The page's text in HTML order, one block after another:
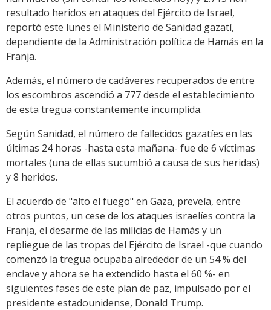
resultado heridos en ataques del Ejército de Israel,
reportó este lunes el Ministerio de Sanidad gazatí,
dependiente de la Administración política de Hamás en la
Franja.
Además, el número de cadáveres recuperados de entre
los escombros ascendió a 777 desde el establecimiento
de esta tregua constantemente incumplida.
Según Sanidad, el número de fallecidos gazatíes en las
últimas 24 horas -hasta esta mañana- fue de 6 víctimas
mortales (una de ellas sucumbió a causa de sus heridas)
y 8 heridos.
El acuerdo de "alto el fuego" en Gaza, preveía, entre
otros puntos, un cese de los ataques israelíes contra la
Franja, el desarme de las milicias de Hamás y un
repliegue de las tropas del Ejército de Israel -que cuando
comenzó la tregua ocupaba alrededor de un 54 % del
enclave y ahora se ha extendido hasta el 60 %- en
siguientes fases de este plan de paz, impulsado por el
presidente estadounidense, Donald Trump.